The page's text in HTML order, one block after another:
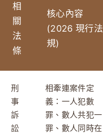
相
關
法
條
核心內容
(2026 現行法
規)
刑
事
訴
訟
相牽連案件定
義：一人犯數
罪、數人共犯一
罪、數人同時在